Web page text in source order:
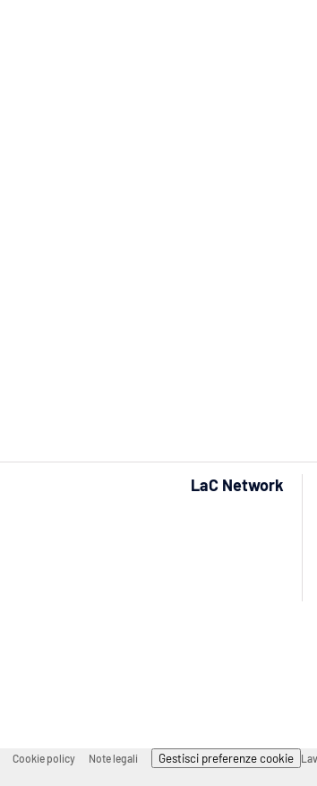
LaC Network
Cookie policy Note legali Gestisci preferenze cookie